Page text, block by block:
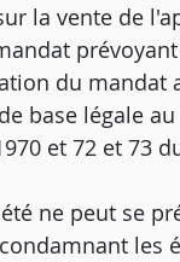
la vente de
du mandat
base légale
et 72 et 73
ne peut se
les